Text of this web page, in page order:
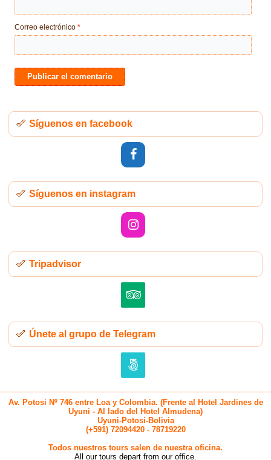
Correo electrónico*
Síguenos en facebook
Síguenos en instagram
Tripadvisor
Únete al grupo de Telegram
Av. Potosi Nº 746 entre Loa y Colombia. (Frente al Hotel Jardines de
Uyuni - Al lado del Hotel Almudena)
Uyuni-Potosi-Bolivia
(+591) 72094420 - 78719220
Todos nuestros tours salen de nuestra oficina.
All our tours depart from our office.